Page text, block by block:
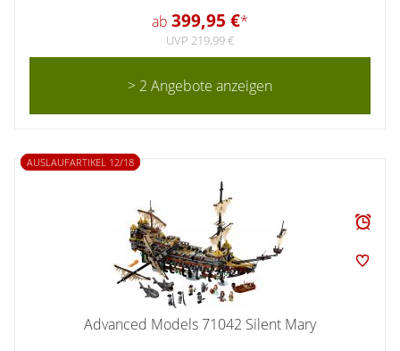
ab 399,95 €*
UVP 219,99 €
> 2 Angebote anzeigen
AUSLAUFARTIKEL 12/18
Advanced Models 71042 Silent Mary